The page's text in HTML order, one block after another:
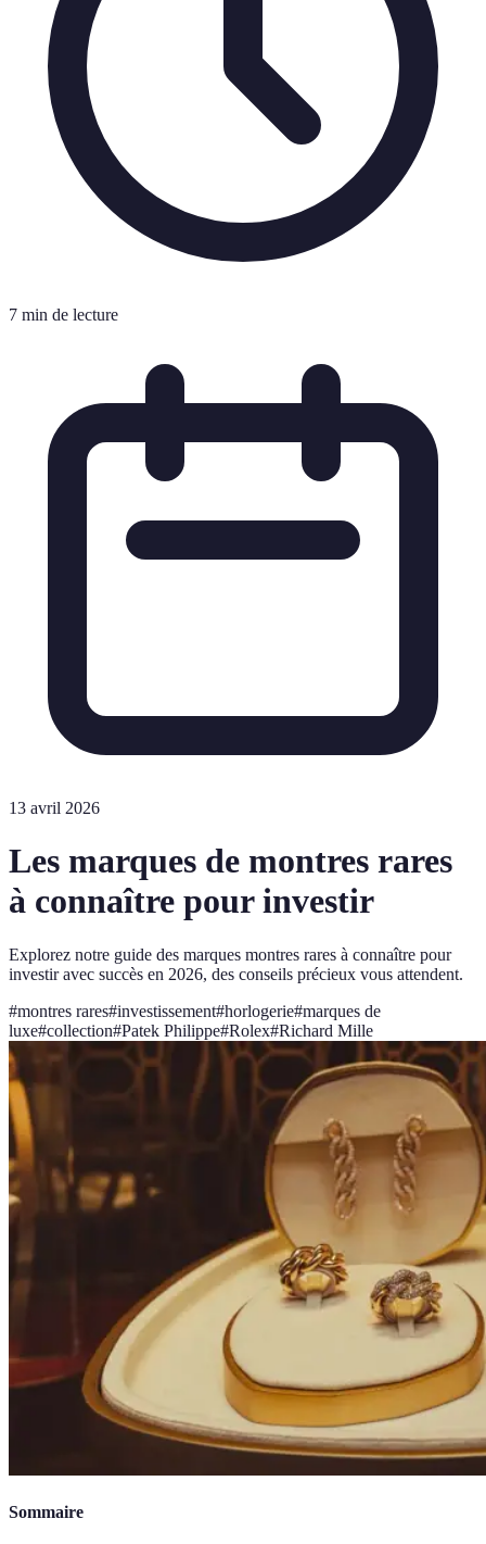
7 min de lecture
13 avril 2026
Les marques de montres rares
à connaître pour investir
Explorez notre guide des marques montres rares à connaître pour
investir avec succès en 2026, des conseils précieux vous attendent.
#montres rares#investissement#horlogerie#marques de
luxe#collection#Patek Philippe#Rolex#Richard Mille
Sommaire